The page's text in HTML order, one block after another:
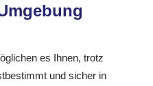
es Ihnen, trotz
und sicher in